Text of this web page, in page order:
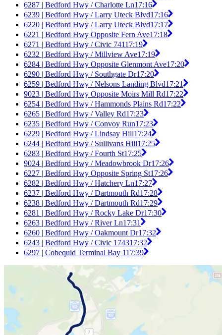
6287 | Bedford Hwy / Charlotte Ln17:16
6239 | Bedford Hwy / Larry Uteck Blvd17:16
6220 | Bedford Hwy / Larry Uteck Blvd17:17
6221 | Bedford Hwy Opposite Fern Ave17:18
6271 | Bedford Hwy / Civic 74117:19
6232 | Bedford Hwy / Millview Ave17:19
6284 | Bedford Hwy Opposite Glenmont Ave17:20
6290 | Bedford Hwy / Southgate Dr17:20
6259 | Bedford Hwy / Nelsons Landing Blvd17:21
9023 | Bedford Hwy Opposite Moirs Mill Rd17:22
6254 | Bedford Hwy / Hammonds Plains Rd17:22
6265 | Bedford Hwy / Valley Rd17:23
6235 | Bedford Hwy / Convoy Run17:23
6229 | Bedford Hwy / Lindsay Hill17:24
6244 | Bedford Hwy / Sullivans Hill17:25
6283 | Bedford Hwy / Fourth St17:25
9024 | Bedford Hwy / Meadowbrook Dr17:26
6227 | Bedford Hwy Opposite Spring St17:26
6282 | Bedford Hwy / Hatchery Ln17:27
6237 | Bedford Hwy / Dartmouth Rd17:28
6238 | Bedford Hwy / Dartmouth Rd17:29
6281 | Bedford Hwy / Rocky Lake Dr17:30
6263 | Bedford Hwy / River Ln17:31
6260 | Bedford Hwy / Oakmount Dr17:32
6243 | Bedford Hwy / Civic 174317:32
6297 | Cobequid Terminal Bay 117:39